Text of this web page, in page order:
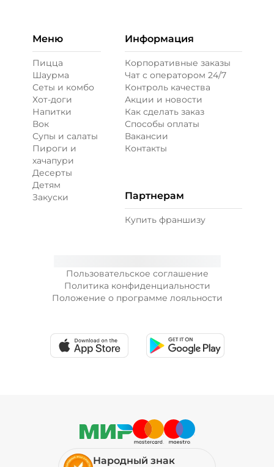
Пользовательское соглашение
Политика конфиденциальности
Положение о программе лояльности
Меню
Пицца
Шаурма
Сеты и комбо
Хот-доги
Напитки
Вок
Супы и салаты
Пироги и
хачапури
Десерты
Детям
Закуски
Информация
Корпоративные заказы
Чат с оператором 24/7
Контроль качества
Акции и новости
Как сделать заказ
Способы оплаты
Вакансии
Контакты
Партнерам
Купить франшизу
Народный знак